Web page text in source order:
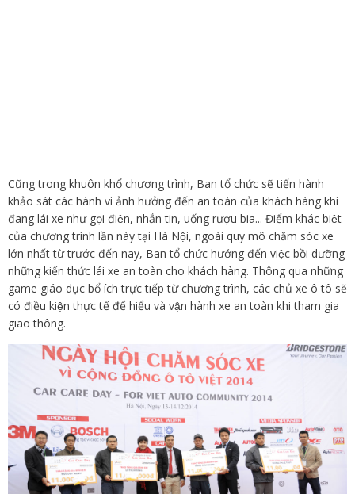
Cũng trong khuôn khổ chương trình, Ban tổ chức sẽ tiến hành
khảo sát các hành vi ảnh hưởng đến an toàn của khách hàng khi
đang lái xe như gọi điện, nhắn tin, uống rượu bia... Điểm khác biệt
của chương trình lần này tại Hà Nội, ngoài quy mô chăm sóc xe
lớn nhất từ trước đến nay, Ban tổ chức hướng đến việc bồi dưỡng
những kiến thức lái xe an toàn cho khách hàng. Thông qua những
game giáo dục bổ ích trực tiếp từ chương trình, các chủ xe ô tô sẽ
có điều kiện thực tế để hiểu và vận hành xe an toàn khi tham gia
giao thông.